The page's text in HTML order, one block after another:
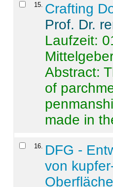
15 Crafting
Prof. Dr.
Laufzeit:
Abstract:
of
made in
16
DFG -
von